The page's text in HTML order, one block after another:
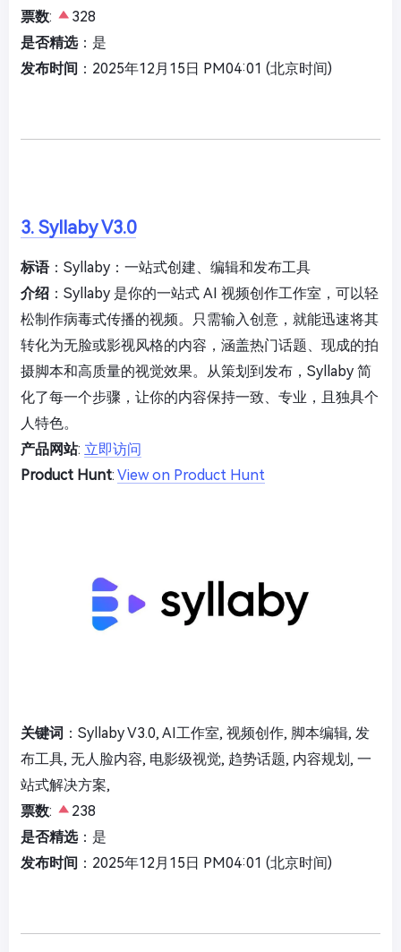
票数:
328
是否精选：是
发布时间 ：2025年12月15日 PM04:01 (北京时间)
3. Syllaby V3.0
标语：Syllaby：一站式创建、编辑和发布工具
介绍 ：Syllaby 是你的一站式 AI 视频创作工作室，可以轻
松制作病毒式传播的视频。只需输入创意，就能迅速将其
转化为无脸或影视风格的内容，涵盖热门话题、现成的拍
摄脚本和高质量的视觉效果。从策划到发布，Syllaby 简
化了每一个步骤，让你的内容保持一致、专业，且独具个
人特色。
产品网站: 立即访问
Product Hunt: View on Product Hunt
关键词 ：Syllaby V3.0, AI工作室, 视频创作, 脚本编辑, 发
布工具, 无人脸内容, 电影级视觉, 趋势话题, 内容规划, 一
站式解决方案,
票数:
238
是否精选：是
发布时间 ：2025年12月15日 PM04:01 (北京时间)